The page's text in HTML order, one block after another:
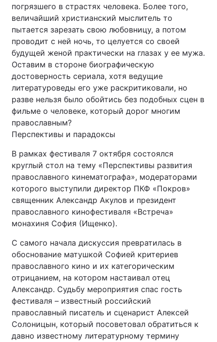
погрязшего в страстях человека. Более того,
величайший христианский мыслитель то
пытается зарезать свою любовницу, а потом
проводит с ней ночь, то целуется со своей
будущей женой практически на глазах у ее мужа.
Оставим в стороне биографическую
достоверность сериала, хотя ведущие
литературоведы его уже раскритиковали, но
разве нельзя было обойтись без подобных сцен в
фильме о человеке, который дорог многим
православным?
Перспективы и парадоксы
В рамках фестиваля 7 октября состоялся
круглый стол на тему «Перспективы развития
православного кинематографа», модераторами
которого выступили директор ПКФ «Покров»
священник Александр Акулов и президент
православного кинофестиваля «Встреча»
монахиня София (Ищенко).
С самого начала дискуссия превратилась в
обоснование матушкой Софией критериев
православного кино и их категорическим
отрицанием, на котором настаивал отец
Александр. Судьбу мероприятия спас гость
фестиваля – известный российский
православный писатель и сценарист Алексей
Солоницын, который посоветовал обратиться к
давно известному литературному термину